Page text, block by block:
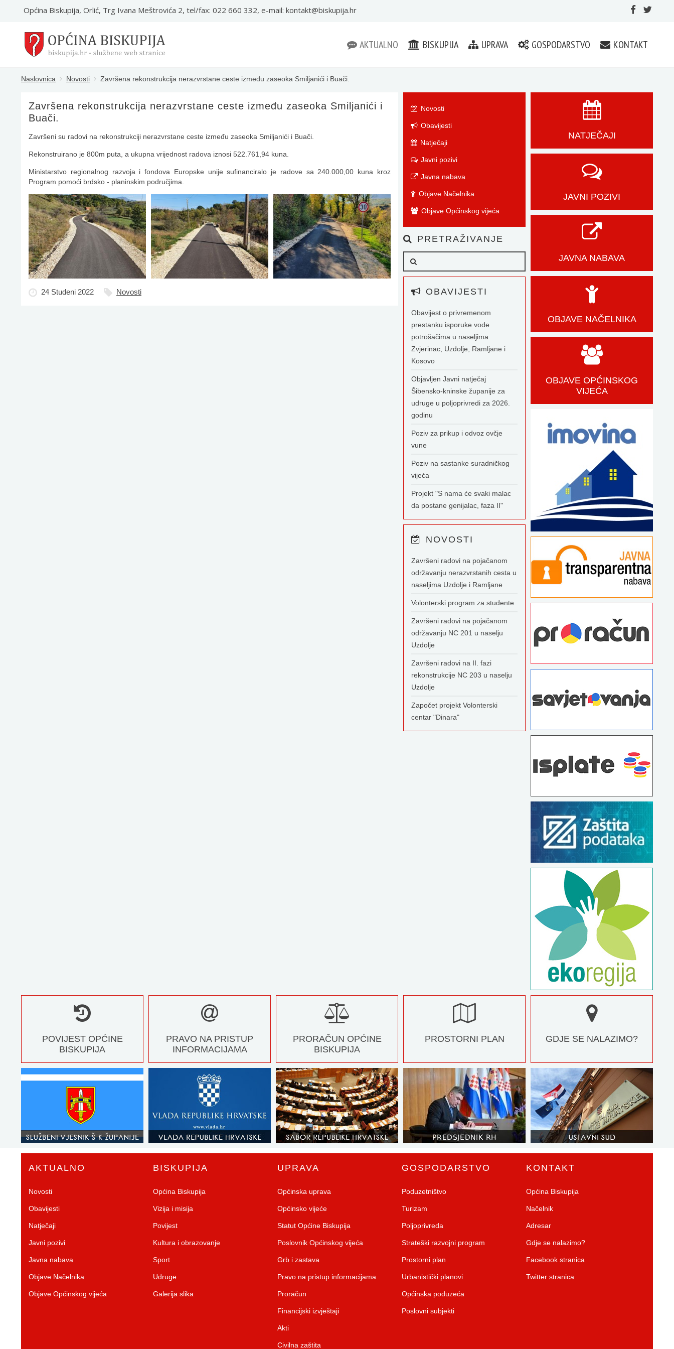
Općina Biskupija, Orlić, Trg Ivana Meštrovića 2, tel/fax: 022 660 332, e-mail: kontakt@biskupija.hr
AKTUALNO BISKUPIJA UPRAVA GOSPODARSTVO KONTAKT
Naslovnica Novosti Završena rekonstrukcija nerazvrstane ceste između zaseoka Smiljanići i Buači.
Završena rekonstrukcija nerazvrstane ceste između zaseoka Smiljanići i
Buači.
Završeni su radovi na rekonstrukciji nerazvrstane ceste između zaseoka Smiljanići i Buači.
Rekonstruirano je 800m puta, a ukupna vrijednost radova iznosi 522.761,94 kuna.
Ministarstvo regionalnog razvoja i fondova Europske unije sufinanciralo je radove sa 240.000,00 kuna kroz
Program pomoći brdsko - planinskim područjima.
24 Studeni 2022 Novosti
Novosti
Obavijesti
Natječaji
Javni pozivi
Javna nabava
Objave Načelnika
Objave Općinskog vijeća
PRETRAŽIVANJE
OBAVIJESTI
Obavijest o privremenom
prestanku isporuke vode
potrošačima u naseljima
Zvjerinac, Uzdolje, Ramljane i
Kosovo
Objavljen Javni natječaj
Šibensko-kninske županije za
udruge u poljoprivredi za 2026.
godinu
Poziv za prikup i odvoz ovčje
vune
Poziv na sastanke suradničkog
vijeća
Projekt "S nama će svaki malac
da postane genijalac, faza II"
NOVOSTI
Završeni radovi na pojačanom
održavanju nerazvrstanih cesta u
naseljima Uzdolje i Ramljane
Volonterski program za studente
Završeni radovi na pojačanom
održavanju NC 201 u naselju
Uzdolje
Završeni radovi na II. fazi
rekonstrukcije NC 203 u naselju
Uzdolje
Započet projekt Volonterski
centar "Dinara"
NATJEČAJI
JAVNI POZIVI
JAVNA NABAVA
OBJAVE NAČELNIKA
OBJAVE OPĆINSKOG
VIJEĆA
POVIJEST OPĆINE
BISKUPIJA
PRAVO NA PRISTUP
INFORMACIJAMA
PRORAČUN OPĆINE
BISKUPIJA
PROSTORNI PLAN GDJE SE NALAZIMO?
AKTUALNO
Novosti
Obavijesti
Natječaji
Javni pozivi
Javna nabava
Objave Načelnika
Objave Općinskog vijeća
BISKUPIJA
Općina Biskupija
Vizija i misija
Povijest
Kultura i obrazovanje
Sport
Udruge
Galerija slika
UPRAVA
Općinska uprava
Općinsko vijeće
Statut Općine Biskupija
Poslovnik Općinskog vijeća
Grb i zastava
Pravo na pristup informacijama
Proračun
Financijski izvještaji
Akti
Civilna zaštita
GOSPODARSTVO
Poduzetništvo
Turizam
Poljoprivreda
Strateški razvojni program
Prostorni plan
Urbanistički planovi
Općinska poduzeća
Poslovni subjekti
KONTAKT
Općina Biskupija
Načelnik
Adresar
Gdje se nalazimo?
Facebook stranica
Twitter stranica